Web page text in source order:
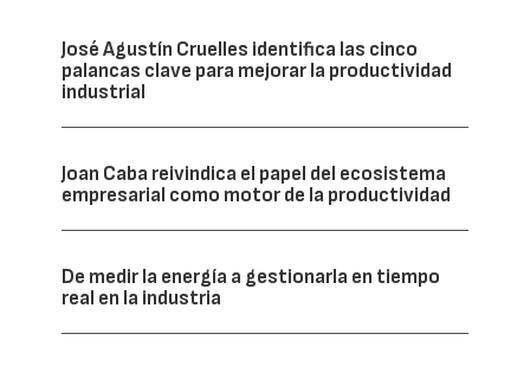
José Agustín Cruelles identifica las cinco
palancas clave para mejorar la productividad
industrial
Joan Caba reivindica el papel del ecosistema
empresarial como motor de la productividad
De medir la energía a gestionarla en tiempo
real en la industria